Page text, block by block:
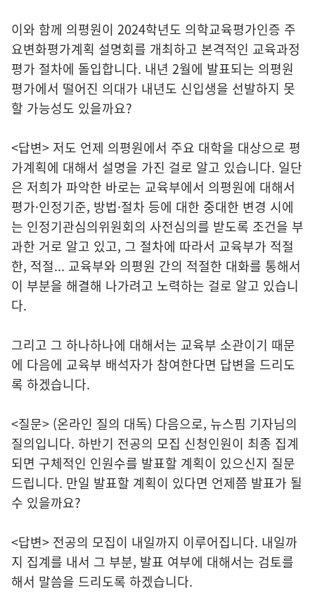
이와 함께 의평원이 2024학년도 의학교육평가인증 주
요변화평가계획 설명회를 개최하고 본격적인 교육과정
평가 절차에 돌입합니다. 내년 2월에 발표되는 의평원
평가에서 떨어진 의대가 내년도 신입생을 선발하지 못
할 가능성도 있을까요?
<답변> 저도 언제 의평원에서 주요 대학을 대상으로 평
가계획에 대해서 설명을 가진 걸로 알고 있습니다. 일단
은 저희가 파악한 바로는 교육부에서 의평원에 대해서
평가·인정기준, 방법·절차 등에 대한 중대한 변경 시에
는 인정기관심의위원회의 사전심의를 받도록 조건을 부
과한 거로 알고 있고, 그 절차에 따라서 교육부가 적절
한, 적절... 교육부와 의평원 간의 적절한 대화를 통해서
이 부분을 해결해 나가려고 노력하는 걸로 알고 있습니
다.
그리고 그 하나하나에 대해서는 교육부 소관이기 때문
에 다음에 교육부 배석자가 참여한다면 답변을 드리도
록 하겠습니다.
<질문> (온라인 질의 대독) 다음으로, 뉴스핌 기자님의
질의입니다. 하반기 전공의 모집 신청인원이 최종 집계
되면 구체적인 인원수를 발표할 계획이 있으신지 질문
드립니다. 만일 발표할 계획이 있다면 언제쯤 발표가 될
수 있을까요?
<답변> 전공의 모집이 내일까지 이루어집니다. 내일까
지 집계를 내서 그 부분, 발표 여부에 대해서는 검토를
해서 말씀을 드리도록 하겠습니다.